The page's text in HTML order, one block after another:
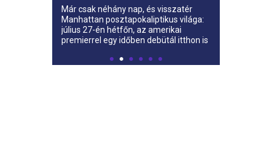
Már csak néhány nap, és visszatér
Manhattan posztapokaliptikus világa:
július 27-én hétfőn, az amerikai
premierrel egy időben debütál itthon is
City harmadik évada.